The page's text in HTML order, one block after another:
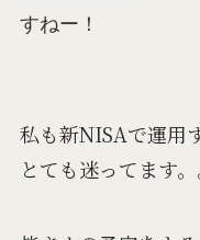
すねー！
私も新NISAで運用
とても迷ってます。